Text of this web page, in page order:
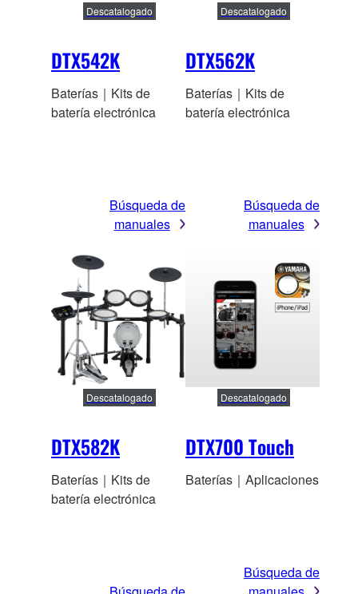
DTX542K
Descatalogado
Baterías｜Kits de
batería electrónica
Búsqueda de
manuales
DTX562K
Descatalogado
Baterías｜Kits de
batería electrónica
Búsqueda de
manuales
DTX582K
Descatalogado
Baterías｜Kits de
batería electrónica
DTX700 Touch
Descatalogado
Baterías｜Aplicaciones
Búsqueda de